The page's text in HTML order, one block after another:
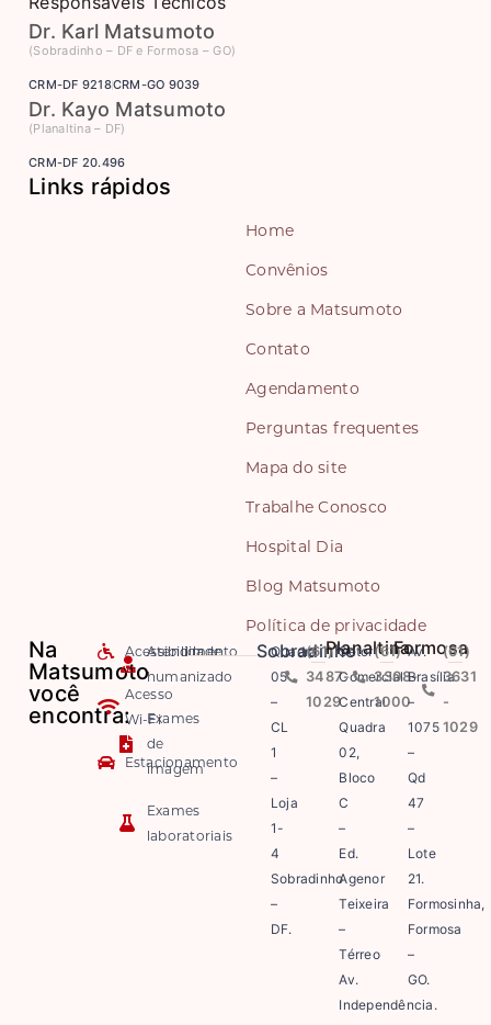
Dr. Karl Matsumoto
(Sobradinho – DF e Formosa – GO)
CRM-DF 9218CRM-GO 9039
Dr. Kayo Matsumoto
(Planaltina – DF)
CRM-DF 20.496
Links rápidos
Home
Convênios
Sobre a Matsumoto
Contato
Agendamento
Perguntas frequentes
Mapa do site
Trabalhe Conosco
Hospital Dia
Blog Matsumoto
Política de privacidade
Na
Matsumoto
você
encontra:
Acessibilidade
Acesso
Wi-Fi
Estacionamento
Atendimento
humanizado
Exames
de
imagem
Exames
laboratoriais
Sobradinho
Quadra
05
–
CL
1
–
Loja
1-
4
Sobradinho
–
DF.
(61)
3487-
1029
Planaltina
Setor
Comercial
Central
Quadra
02,
Bloco
C
–
Ed.
Agenor
Teixeira
–
Térreo
Av.
Independência.
(61)
3308-
1000
Formosa
Av.
Brasília
–
1075
–
Qd
47
–
Lote
21.
Formosinha,
Formosa
–
GO.
(61)
3631
-
1029